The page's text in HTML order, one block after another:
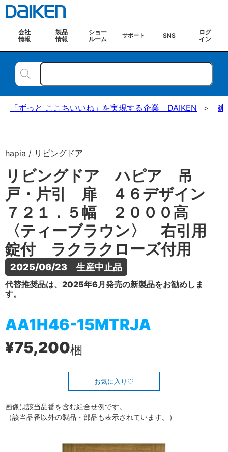
会社
情報
製品
情報
ショー
ルーム
サポート SNS
ログ
イン
「ずっと ここちいいね」を実現する企業 DAIKEN 建
hapia / リビングドア
リビングドア ハピア 吊
戸・片引 扉 ４６デザイン
７２１．５幅 ２０００高
〈ティーブラウン〉 右引用
錠付 ラクラクローズ付用
2025/06/23　生産中止品
代替推奨品は、2025年6月発売の新製品をお勧めしま
す。
AA1H46-15MTRJA
¥75,200梱
お気に入り
画像は該当品番を含む組合せ例です。
（該当品番以外の製品・部品も表示されています。）